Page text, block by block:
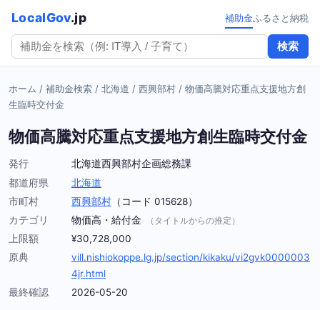
LocalGov.jp
検索
補助金ふるさと納税
ホーム / 補助金検索 / 北海道 / 西興部村 / 物価高騰対応重点支援地方創
生臨時交付金
物価高騰対応重点支援地方創生臨時交付金
発行
北海道西興部村企画総務課
都道府県
北海道
市町村
西興部村 （コード 015628）
カテゴリ
物価高・給付金 （タイトルからの推定）
上限額
¥30,728,000
原典
vill.nishiokoppe.lg.jp/section/kikaku/vi2gvk0000003
4jr.html
最終確認
2026-05-20